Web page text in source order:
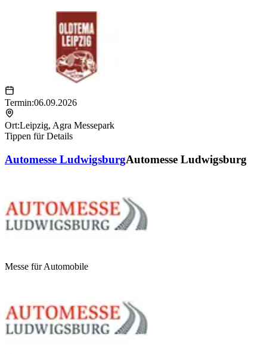
Termin:06.09.2026
Ort:Leipzig, Agra Messepark
Tippen für Details
Automesse LudwigsburgAutomesse Ludwigsburg
Messe für Automobile